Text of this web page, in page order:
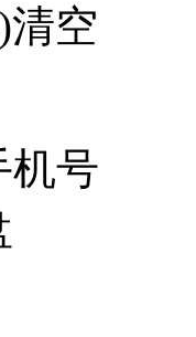
清空
机号